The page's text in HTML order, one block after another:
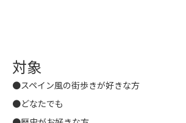
対象
●スペイン風の街歩きが好きな方
●どなたでも